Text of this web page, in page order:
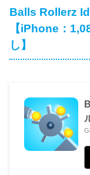
Balls Rollerz
【iPhone：
し】